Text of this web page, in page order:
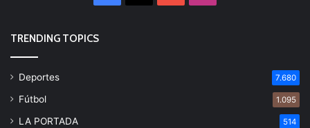
TRENDING TOPICS
Deportes 7.680
Fútbol 1.095
LA PORTADA 514